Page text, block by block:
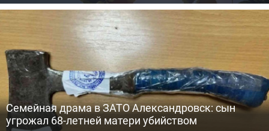
Семейная драма в ЗАТО Александровск: сын
угрожал 68-летней матери убийством